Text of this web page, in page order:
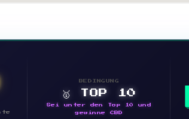
BEDINGUNG
🥇 TOP 10
Sei unter den Top 10 und
gewinne CBD